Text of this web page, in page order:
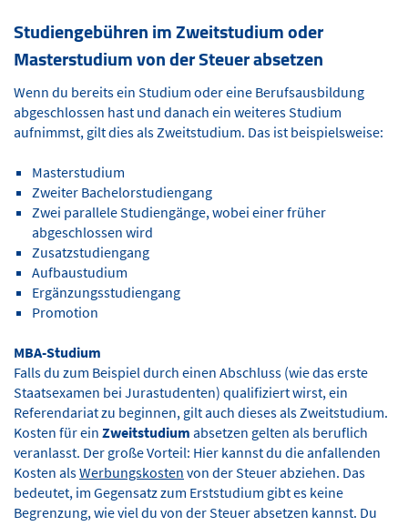
Studiengebühren im Zweitstudium oder
Masterstudium von der Steuer absetzen
Wenn du bereits ein Studium oder eine Berufsausbildung
abgeschlossen hast und danach ein weiteres Studium
aufnimmst, gilt dies als Zweitstudium. Das ist beispielsweise:
Masterstudium
Zweiter Bachelorstudiengang
Zwei parallele Studiengänge, wobei einer früher
abgeschlossen wird
Zusatzstudiengang
Aufbaustudium
Ergänzungsstudiengang
Promotion
MBA-Studium
Falls du zum Beispiel durch einen Abschluss (wie das erste
Staatsexamen bei Jurastudenten) qualifiziert wirst, ein
Referendariat zu beginnen, gilt auch dieses als Zweitstudium.
Kosten für ein Zweitstudium absetzen gelten als beruflich
veranlasst. Der große Vorteil: Hier kannst du die anfallenden
Kosten alsWerbungskosten von der Steuer abziehen. Das
bedeutet, im Gegensatz zum Erststudium gibt es keine
Begrenzung, wie viel du von der Steuer absetzen kannst. Du